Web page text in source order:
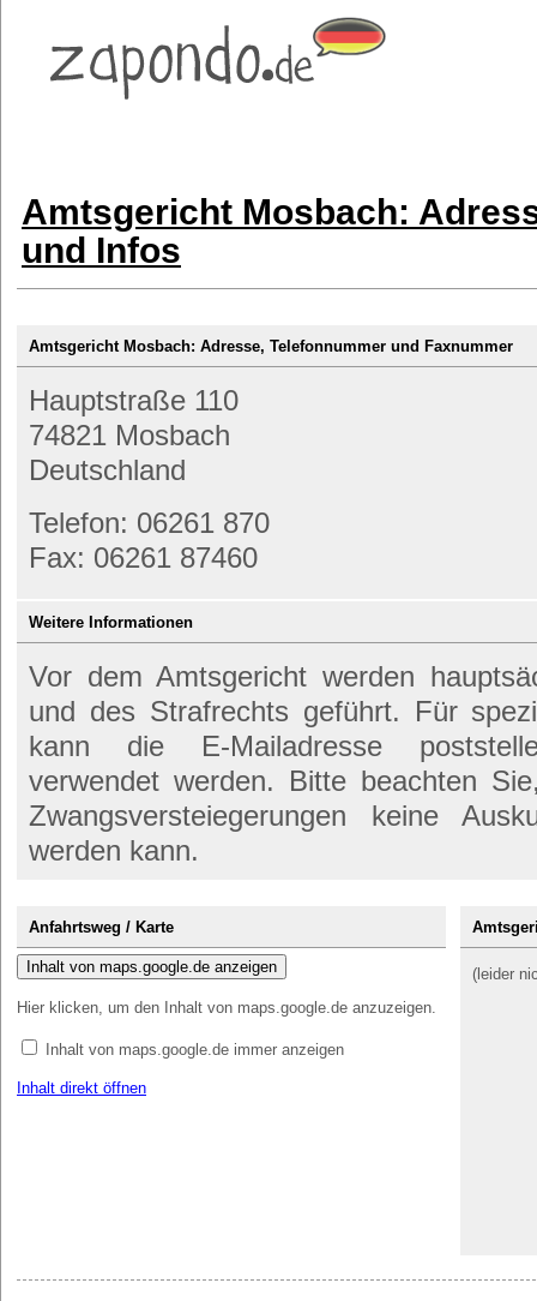
Amtsgericht Mosbach:
und Infos
Amtsgericht Mosbach: Adresse, Telefonnummer und Faxnummer
Hauptstraße 110
74821 Mosbach
Deutschland
Telefon: 06261 870
Fax: 06261 87460
Weitere Informationen
Vor dem Amtsgericht werden
und des Strafrechts geführt. Für
kann die E-Mailadresse
verwendet werden. Bitte beachten
Zwangsversteiegerungen keine
werden kann.
Anfahrtsweg / Karte
Inhalt von maps.google.de anzeigen
Hier klicken, um den Inhalt von maps.google.de anzuzeigen.
Inhalt von maps.google.de immer anzeigen
Inhalt direkt öffnen
(leider